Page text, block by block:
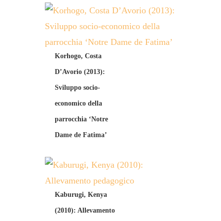
Korhogo, Costa
D’Avorio (2013):
Sviluppo socio-
economico della
parrocchia ‘Notre
Dame de Fatima’
Kaburugi, Kenya
(2010): Allevamento